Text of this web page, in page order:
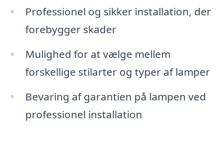
Professionel og sikker installation, der
forebygger skader
Mulighed for at vælge mellem
forskellige stilarter og typer af lamper
Bevaring af garantien på lampen ved
professionel installation